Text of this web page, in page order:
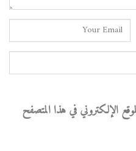
الإلكتروني في هذا المتصفح